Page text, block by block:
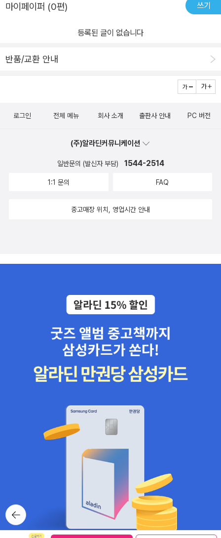
마이페이퍼 (0편) 쓰기
등록된 글이 없습니다
반품/교환 안내
뒤로가
기
로그인 전체 메뉴 회사 소개 출판사 안내 PC 버전
(주)알라딘커뮤니케이션
일반문의 (발신자 부담) 1544-2514
1:1 문의 FAQ
중고매장 위치, 영업시간 안내